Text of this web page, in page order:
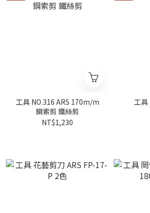
工具 NO.316 ARS 170m/m
鋼索剪 鐵絲剪
NT$1,230